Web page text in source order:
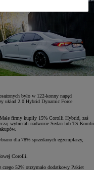
było w 122-konny napęd
układ 2.0 Hybrid Dynamic Force
firmy kupiły 15% Corolli Hybrid, zaś
wybierali nadwozie Sedan lub TS Kombi
dla 78% sprzedanych egzemplarzy,
Corolli.
52% otrzymało dodatkowy Pakiet